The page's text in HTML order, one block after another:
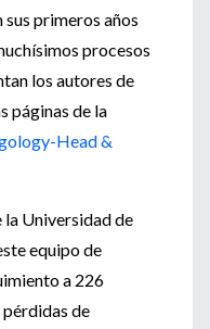
primeros años
procesos
los autores de
páginas de la
Head &
la Universidad de
equipo de
a 226
de